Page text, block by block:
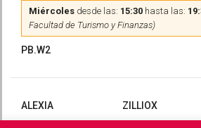
Miércoles desde las: 15:30 hasta las:
Facultad de Turismo y Finanzas)
PB.W2
ALEXIA ZILLIOX